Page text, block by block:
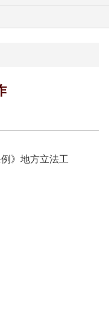
》地方立法工